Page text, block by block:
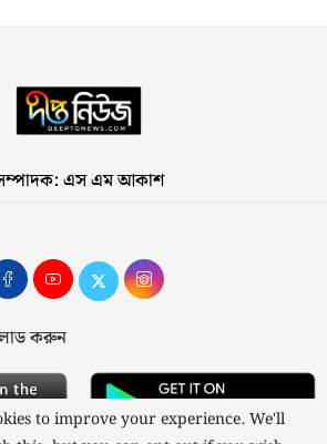
এস এম আকাশ
করুন
to improve your experience. We'll